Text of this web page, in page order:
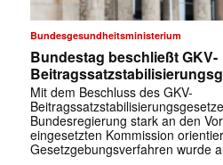
Bundesgesundheitsministerium
Bundestag beschließt GKV-
Mit dem Beschluss des GKV-
Bundesregierung stark an den
eingesetzten Kommission
Gesetzgebungsverfahren wurde